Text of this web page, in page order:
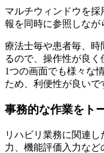
マルチウィンドウを
報を同時に参照しなが
療法士毎や患者毎、時
るので、操作性が良く
1つの画面でも様々な
ため、利便性が良いで
事務的な作業をト
リハビリ業務に関連
力、機能評価入力など